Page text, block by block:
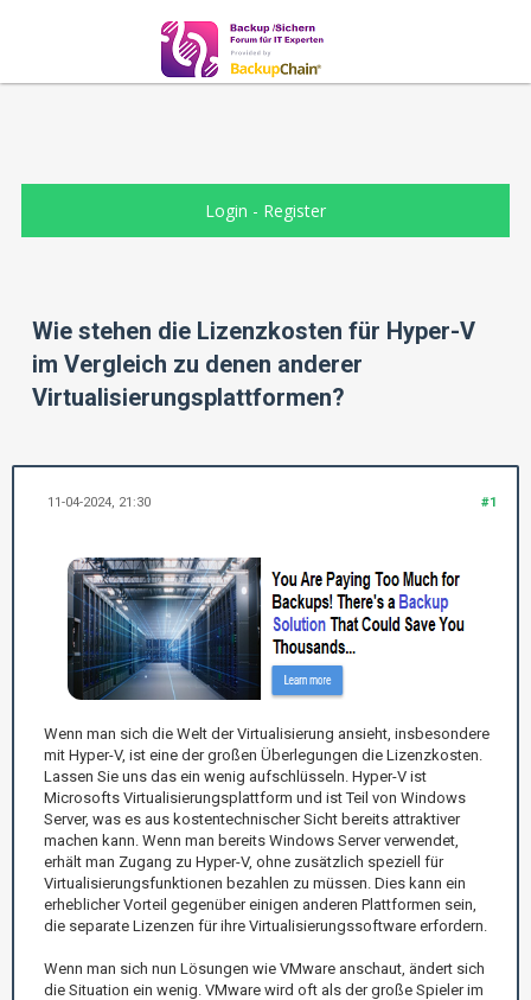
Login - Register
Wie stehen die Lizenzkosten für Hyper-V
im Vergleich zu denen anderer
Virtualisierungsplattformen?
#1
11-04-2024, 21:30
Wenn man sich die Welt der Virtualisierung ansieht, insbesondere
mit Hyper-V, ist eine der großen Überlegungen die Lizenzkosten.
Lassen Sie uns das ein wenig aufschlüsseln. Hyper-V ist
Microsofts Virtualisierungsplattform und ist Teil von Windows
Server, was es aus kostentechnischer Sicht bereits attraktiver
machen kann. Wenn man bereits Windows Server verwendet,
erhält man Zugang zu Hyper-V, ohne zusätzlich speziell für
Virtualisierungsfunktionen bezahlen zu müssen. Dies kann ein
erheblicher Vorteil gegenüber einigen anderen Plattformen sein,
die separate Lizenzen für ihre Virtualisierungssoftware erfordern.
Wenn man sich nun Lösungen wie VMware anschaut, ändert sich
die Situation ein wenig. VMware wird oft als der große Spieler im